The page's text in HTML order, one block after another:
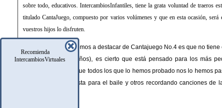
Recomienda
IntercambiosVirtuales
sobre todo, educativos. IntercambiosInfantiles, tiene la grata voluntad de traeros
titulado CantaJuego, compuesto por varios volúmenes y que en esta ocasión,
vuestros hijos lo disfruten.
Lo primero que volvemos a destacar de Cantajuego No.4 es que no
para niños de 5-8 años), es cierto que está pensado para los más
podemos asegurar que todos los que lo hemos probado nos lo hemos
incapacidad manifiesta para el baile y otros recordando canciones de